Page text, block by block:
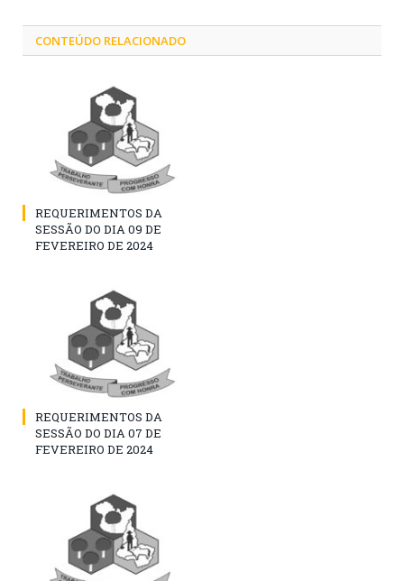
CONTEÚDO RELACIONADO
REQUERIMENTOS DA
SESSÃO DO DIA 09 DE
FEVEREIRO DE 2024
REQUERIMENTOS DA
SESSÃO DO DIA 07 DE
FEVEREIRO DE 2024